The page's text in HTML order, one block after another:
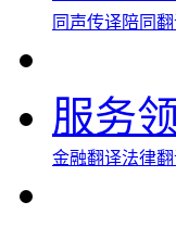
同声传译陪同
服务
金融翻译法律